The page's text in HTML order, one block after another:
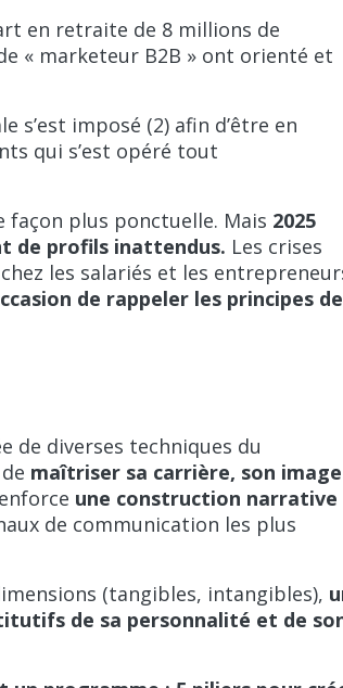
en retraite de 8 millions de
« marketeur B2B » ont orienté et
s’est imposé (2) afin d’être en
qui s’est opéré tout
façon plus ponctuelle. Mais 2025
de profils inattendus. Les crises
les salariés et les
de rappeler les principes de
de diverses techniques du
maîtriser sa carrière, son image
une construction narrative
de communication les plus
(tangibles, intangibles),
de sa personnalité et de